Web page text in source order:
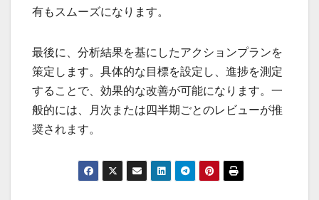
有もスムーズになります。
最後に、分析結果を基にしたアクションプランを
策定します。具体的な目標を設定し、進捗を測定
することで、効果的な改善が可能になります。一
般的には、月次または四半期ごとのレビューが推
奨されます。